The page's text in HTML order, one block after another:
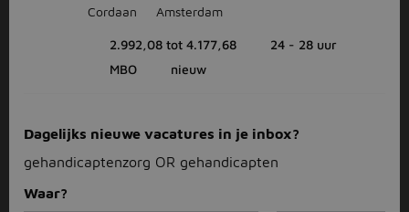
Cordaan Amsterdam
2.992,08 tot 4.177,68
24 - 28 uur
MBO
nieuw
Dagelijks nieuwe vacatures in je inbox?
gehandicaptenzorg OR gehandicapten
Waar?